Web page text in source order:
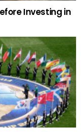
Investing in